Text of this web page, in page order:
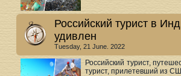
Российский турист в
удивлен
Tuesday, 21 June. 2022
Российский турист,
турист, прилетевший из